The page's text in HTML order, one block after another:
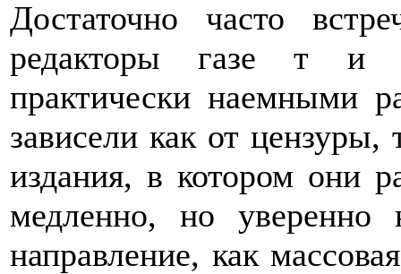
Достаточно часто
редакторы газе т и
практически наемными
зависели как от цензуры,
издания, в котором они
медленно, но уверенно
направление, как